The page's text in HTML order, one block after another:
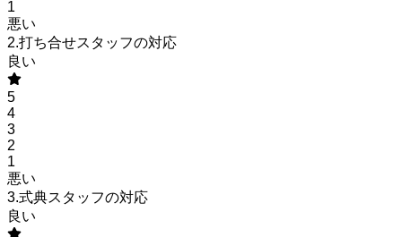
1
悪い
2.打ち合せスタッフの対応
良い
5
4
3
2
1
悪い
3.式典スタッフの対応
良い